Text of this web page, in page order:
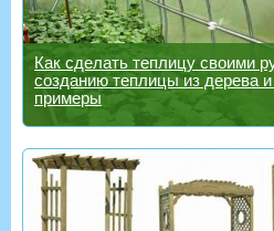
Как сделать теплицу своими
созданию теплицы из дерева
примеры